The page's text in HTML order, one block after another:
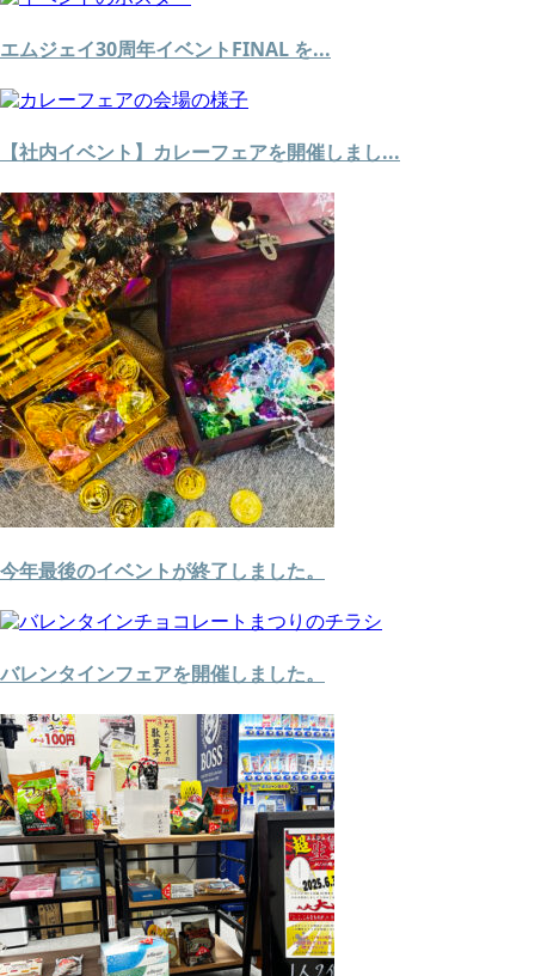
エムジェイ30周年イベントFINAL を...
【社内イベント】カレーフェアを開催しまし...
今年最後のイベントが終了しました。
バレンタインフェアを開催しました。